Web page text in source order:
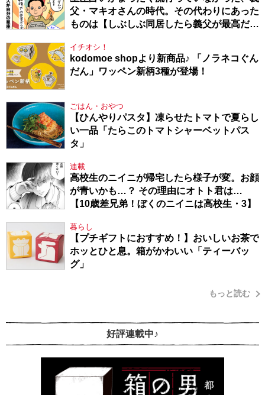
父・マキオさんの時代。その代わりにあった
ものは【しぶしぶ同居したら義父が最高だっ
イチオシ！
kodomoe shopより新商品♪ 「ノラネコぐん
だん」ワッペン新柄3種が登場！
ごはん・おやつ
【ひんやりパスタ】凍らせたトマトで夏らし
い一品「たらこのトマトシャーベットパス
タ」
連載
高校生のニイニが帰宅したら様子が変。お顔
が青いかも…？ その理由にオトト君は…
【10歳差兄弟！ぼくのニイニは高校生・3】
暮らし
【プチギフトにおすすめ！】おいしいお茶で
ホッとひと息。箱がかわいい「ティーバッ
グ」
もっと読む
好評連載中♪